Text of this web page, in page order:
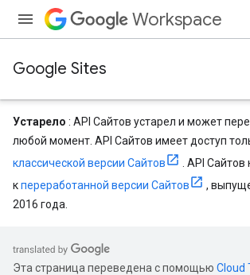
Workspace
Google Sites
Устарело : API Сайтов устарел и может
любой момент. API Сайтов имеет доступ
классической версии Сайтов
. API
кпереработанной версии Сайтов
,
2016 года.
Эта страница переведена с помощью Cloud